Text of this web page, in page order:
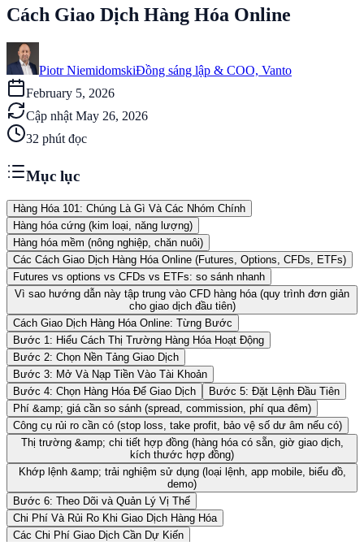
Cách Giao Dịch Hàng Hóa Online
Piotr NiemidomskiĐồng sáng lập & COO, Vanto
February 5, 2026
Cập nhật May 26, 2026
32 phút đọc
Mục lục
Hàng Hóa 101: Chúng Là Gì Và Các Nhóm Chính
Hàng hóa cứng (kim loại, năng lượng)
Hàng hóa mềm (nông nghiệp, chăn nuôi)
Các Cách Giao Dịch Hàng Hóa Online (Futures, Options, CFDs, ETFs)
Futures vs options vs CFDs vs ETFs: so sánh nhanh
Vì sao hướng dẫn này tập trung vào CFD hàng hóa (quy trình đơn giản
cho giao dịch đầu tiên)
Cách Giao Dịch Hàng Hóa Online: Từng Bước
Bước 1: Hiểu Cách Thị Trường Hàng Hóa Hoạt Động
Bước 2: Chọn Nền Tảng Giao Dịch
Bước 3: Mở Và Nạp Tiền Vào Tài Khoản
Bước 4: Chọn Hàng Hóa Để Giao Dịch
Bước 5: Đặt Lệnh Đầu Tiên
Phí &amp; giá cần so sánh (spread, commission, phí qua đêm)
Công cụ rủi ro cần có (stop loss, take profit, bảo vệ số dư âm nếu có)
Thị trường &amp; chi tiết hợp đồng (hàng hóa có sẵn, giờ giao dịch,
kích thước hợp đồng)
Khớp lệnh &amp; trải nghiệm sử dụng (loại lệnh, app mobile, biểu đồ,
demo)
Bước 6: Theo Dõi và Quản Lý Vị Thế
Chi Phí Và Rủi Ro Khi Giao Dịch Hàng Hóa
Các Chi Phí Giao Dịch Cần Dự Kiến